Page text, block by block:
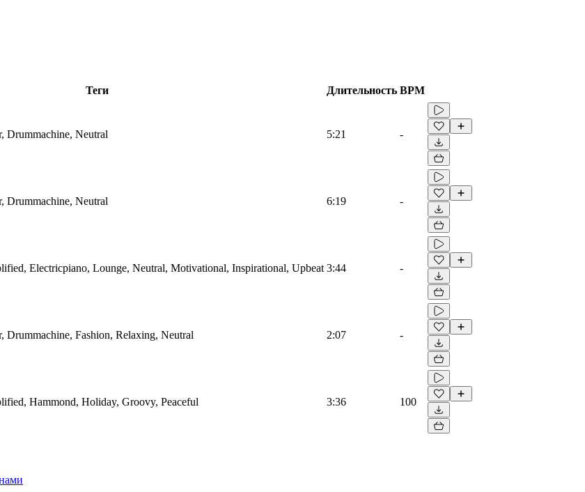
Теги Длительность BPM
Drummachine, Neutral 5:21 -
Drummachine, Neutral 6:19 -
Electricpiano, Lounge, Neutral, Motivational, Inspirational, Upbeat 3:44 -
Drummachine, Fashion, Relaxing, Neutral 2:07 -
Hammond, Holiday, Groovy, Peaceful 3:36 100